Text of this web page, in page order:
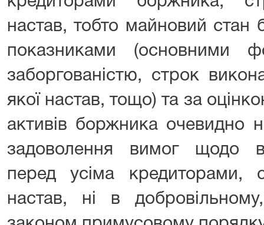
настав, тобто майновий стан
показниками (основними
заборгованістю, строк
якої настав, тощо) та за
активів боржника очевидно
задоволення вимог щодо
перед усіма кредиторами,
настав, ні в